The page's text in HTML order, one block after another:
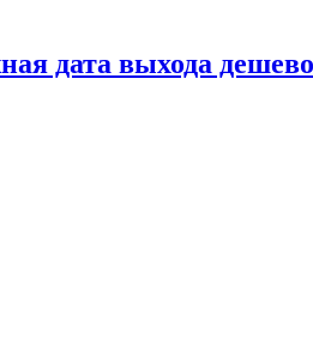
дата выхода